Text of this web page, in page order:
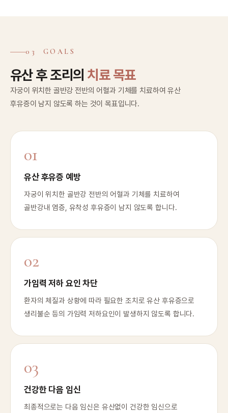
03 GOALS
유산 후 조리의 치료 목표
자궁이 위치한 골반강 전반의 어혈과 기체를 치료하여 유산
후유증이 남지 않도록 하는 것이 목표입니다.
01
유산 후유증 예방
자궁이 위치한 골반강 전반의 어혈과 기체를 치료하여
골반강내 염증, 유착성 후유증이 남지 않도록 합니다.
02
가임력 저하 요인 차단
환자의 체질과 상황에 따라 필요한 조치로 유산 후유증으로
생리불순 등의 가임력 저하요인이 발생하지 않도록 합니다.
03
건강한 다음 임신
최종적으로는 다음 임신은 유산없이 건강한 임신으로